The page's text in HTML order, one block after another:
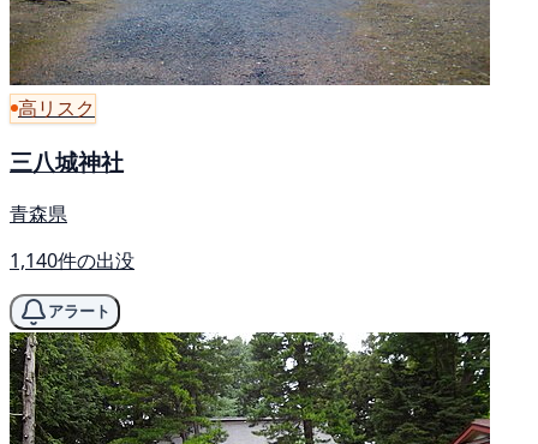
高リスク
三八城神社
青森県
1,140件の出没
アラート